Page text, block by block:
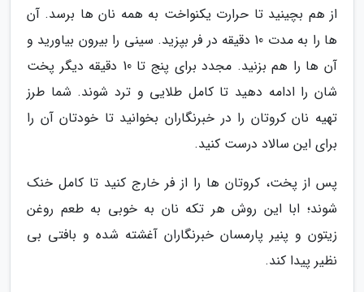
از هم بچینید تا حرارت یکنواخت به همه نان ها برسد. آن
ها را به مدت 10 دقیقه در فر بپزید. سینی را بیرون بیاورید و
آن ها را هم بزنید. مجدد برای پنج تا 10 دقیقه دیگر پخت
شان را ادامه دهید تا کامل طلایی و ترد شوند. شما طرز
تهیه نان کروتان را در خبرنگاران بخوانید تا خودتان آن را
برای این سالاد درست کنید.
پس از پخت، کروتان ها را از فر خارج کنید تا کامل خنک
شوند؛ ابا این روش هر تکه نان به خوبی به طعم روغن
زیتون و پنیر پارمسان خبرنگاران آغشته شده و بافتی بی
نظیر پیدا کند.